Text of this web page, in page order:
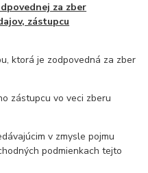
za zber
zástupcu
ktorá je zodpovedná za zber
zástupcu vo veci zberu
v zmysle pojmu
podmienkach tejto